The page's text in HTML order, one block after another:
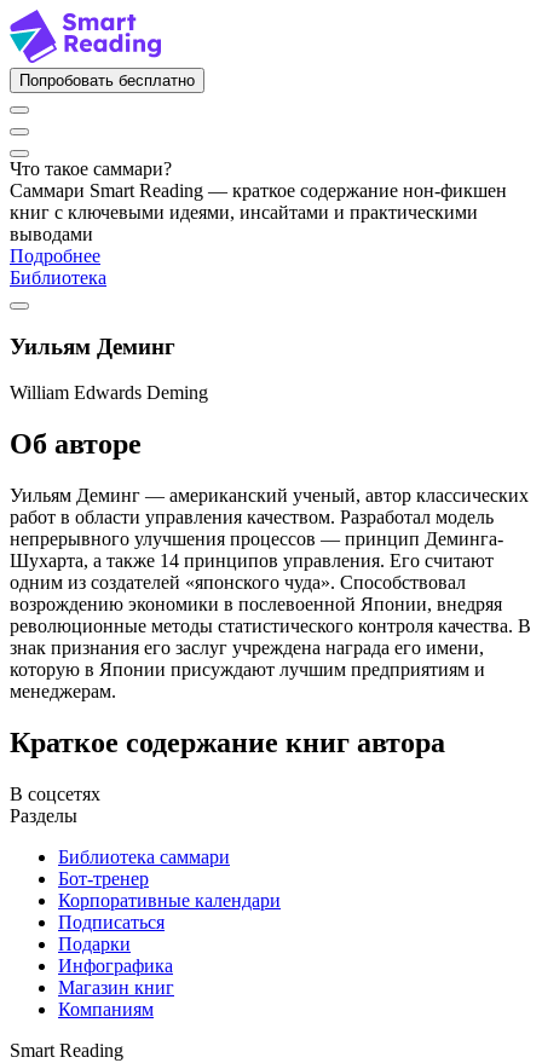
Попробовать бесплатно
Что такое саммари?
Саммари Smart Reading — краткое содержание нон-фикшен
книг с ключевыми идеями, инсайтами и практическими
выводами
Подробнее
Библиотека
Уильям Деминг
William Edwards Deming
Об авторе
Уильям Деминг — американский ученый, автор классических
работ в области управления качеством. Разработал модель
непрерывного улучшения процессов — принцип Деминга-
Шухарта, а также 14 принципов управления. Его считают
одним из создателей «японского чуда». Способствовал
возрождению экономики в послевоенной Японии, внедряя
революционные методы статистического контроля качества. В
знак признания его заслуг учреждена награда его имени,
которую в Японии присуждают лучшим предприятиям и
менеджерам.
Краткое содержание книг автора
В соцсетях
Разделы
Библиотека саммари
Бот-тренер
Корпоративные календари
Подписаться
Подарки
Инфографика
Магазин книг
Компаниям
Smart Reading